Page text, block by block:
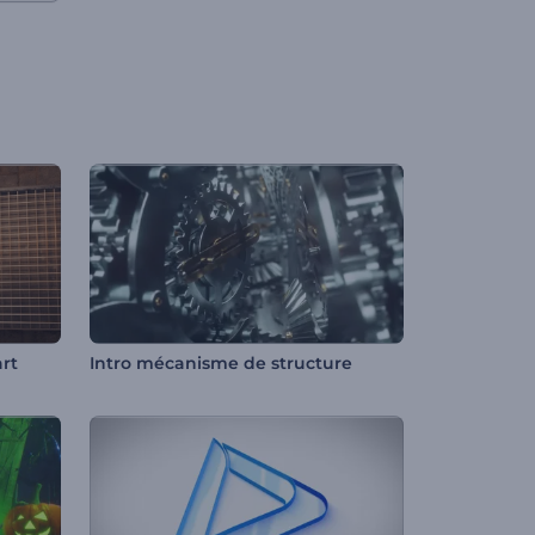
Intro mécanisme de structure